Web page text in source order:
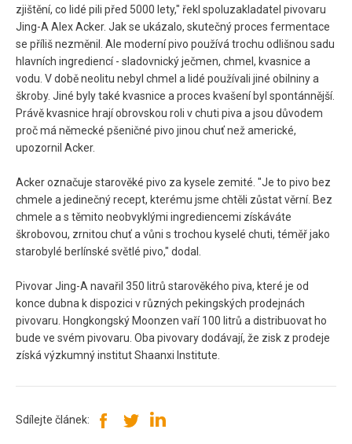
zjištění, co lidé pili před 5000 lety," řekl spoluzakladatel pivovaru
Jing-A Alex Acker. Jak se ukázalo, skutečný proces fermentace
se příliš nezměnil. Ale moderní pivo používá trochu odlišnou sadu
hlavních ingrediencí - sladovnický ječmen, chmel, kvasnice a
vodu. V době neolitu nebyl chmel a lidé používali jiné obilniny a
škroby. Jiné byly také kvasnice a proces kvašení byl spontánnější.
Právě kvasnice hrají obrovskou roli v chuti piva a jsou důvodem
proč má německé pšeničné pivo jinou chuť než americké,
upozornil Acker.
Acker označuje starověké pivo za kysele zemité. "Je to pivo bez
chmele a jedinečný recept, kterému jsme chtěli zůstat věrní. Bez
chmele a s těmito neobvyklými ingrediencemi získáváte
škrobovou, zrnitou chuť a vůni s trochou kyselé chuti, téměř jako
starobylé berlínské světlé pivo," dodal.
Pivovar Jing-A navařil 350 litrů starověkého piva, které je od
konce dubna k dispozici v různých pekingských prodejnách
pivovaru. Hongkongský Moonzen vaří 100 litrů a distribuovat ho
bude ve svém pivovaru. Oba pivovary dodávají, že zisk z prodeje
získá výzkumný institut Shaanxi Institute.
Sdílejte článek: